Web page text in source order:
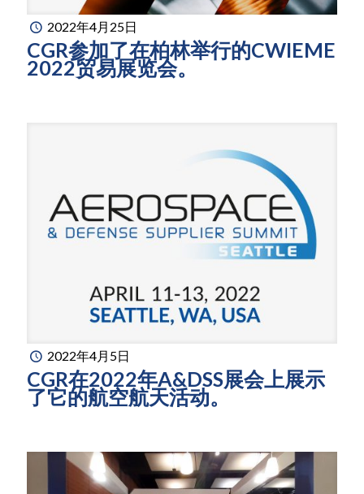
2022年4月25日
CGR参加了在柏林举行的CWIEME
2022贸易展览会。
2022年4月5日
CGR在2022年A&DSS展会上展示
了它的航空航天活动。